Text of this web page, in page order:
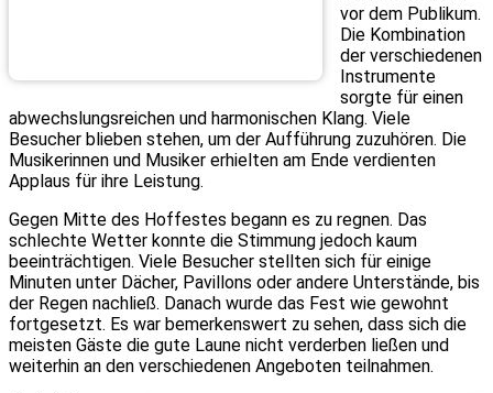
vor dem Publikum.
Die Kombination
der verschiedenen
Instrumente
sorgte für einen
abwechslungsreichen und harmonischen Klang. Viele
Besucher blieben stehen, um der Aufführung zuzuhören. Die
Musikerinnen und Musiker erhielten am Ende verdienten
Applaus für ihre Leistung.
Gegen Mitte des Hoffestes begann es zu regnen. Das
schlechte Wetter konnte die Stimmung jedoch kaum
beeinträchtigen. Viele Besucher stellten sich für einige
Minuten unter Dächer, Pavillons oder andere Unterstände, bis
der Regen nachließ. Danach wurde das Fest wie gewohnt
fortgesetzt. Es war bemerkenswert zu sehen, dass sich die
meisten Gäste die gute Laune nicht verderben ließen und
weiterhin an den verschiedenen Angeboten teilnahmen.